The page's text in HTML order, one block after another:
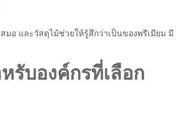
อ และวัสดุไม้ช่วยให้รู้สึกว่าเป็นของพรีเมียม มี
รับองค์กรที่เลือก